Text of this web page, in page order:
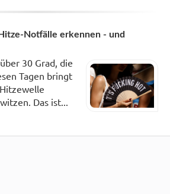
Notfälle erkennen - und
30 Grad, die
Tagen bringt
Das ist...